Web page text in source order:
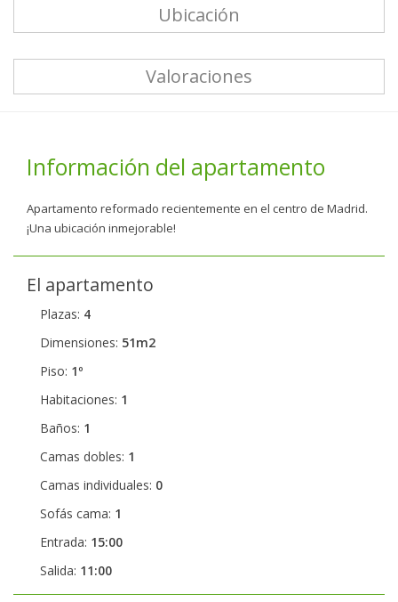
Ubicación
Valoraciones
Información del apartamento
Apartamento reformado recientemente en el centro de Madrid.
¡Una ubicación inmejorable!
El apartamento
Plazas: 4
Dimensiones: 51m2
Piso: 1º
Habitaciones: 1
Baños: 1
Camas dobles: 1
Camas individuales: 0
Sofás cama: 1
Entrada: 15:00
Salida: 11:00